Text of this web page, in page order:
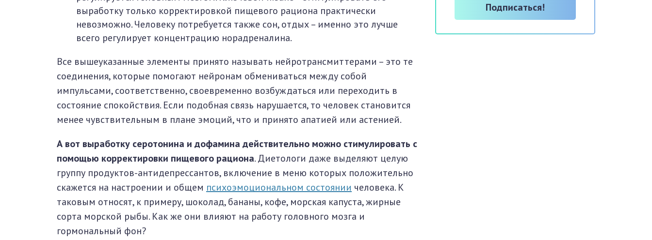
выработку только корректировкой пищевого рациона практически
невозможно. Человеку потребуется также сон, отдых – именно это лучше
всего регулирует концентрацию норадреналина.
Все вышеуказанные элементы принято называть нейротрансмиттерами – это те
соединения, которые помогают нейронам обмениваться между собой
импульсами, соответственно, своевременно возбуждаться или переходить в
состояние спокойствия. Если подобная связь нарушается, то человек становится
менее чувствительным в плане эмоций, что и принято апатией или астенией.
А вот выработку серотонина и дофамина действительно можно стимулировать с
помощью корректировки пищевого рациона. Диетологи даже выделяют целую
группу продуктов-антидепрессантов, включение в меню которых положительно
скажется на настроении и общем психоэмоциональном состоянии человека. К
таковым относят, к примеру, шоколад, бананы, кофе, морская капуста, жирные
сорта морской рыбы. Как же они влияют на работу головного мозга и
гормональный фон?